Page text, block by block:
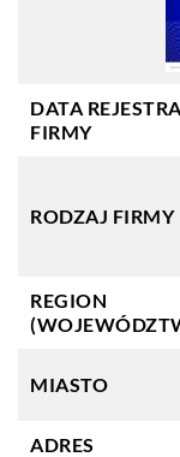
DATA
FIRMY
RODZAJ FIRMY
REGION
MIASTO
ADRES